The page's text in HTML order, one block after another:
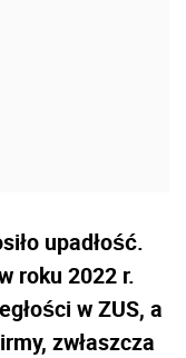
upadłość.
roku 2022 r.
w ZUS, a
zwłaszcza